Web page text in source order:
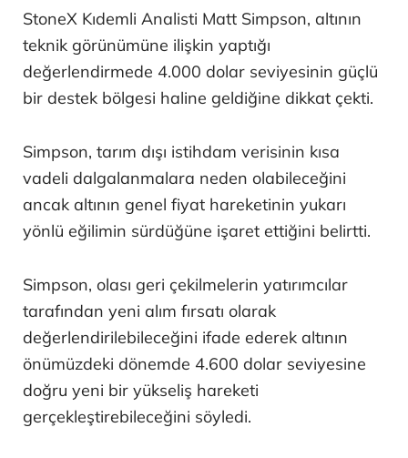
StoneX Kıdemli Analisti Matt Simpson, altının
teknik görünümüne ilişkin yaptığı
değerlendirmede 4.000 dolar seviyesinin güçlü
bir destek bölgesi haline geldiğine dikkat çekti.
Simpson, tarım dışı istihdam verisinin kısa
vadeli dalgalanmalara neden olabileceğini
ancak altının genel fiyat hareketinin yukarı
yönlü eğilimin sürdüğüne işaret ettiğini belirtti.
Simpson, olası geri çekilmelerin yatırımcılar
tarafından yeni alım fırsatı olarak
değerlendirilebileceğini ifade ederek altının
önümüzdeki dönemde 4.600 dolar seviyesine
doğru yeni bir yükseliş hareketi
gerçekleştirebileceğini söyledi.